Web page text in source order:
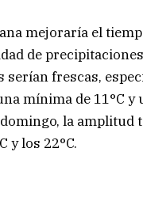
mejoraría el
de
serían frescas,
mínima de 11°C y
domingo, la amplitud
y los 22°C.